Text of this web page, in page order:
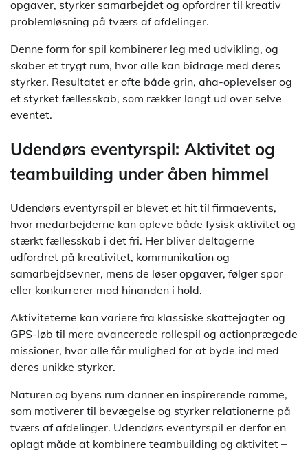
opgaver, styrker samarbejdet og opfordrer til kreativ
problemløsning på tværs af afdelinger.
Denne form for spil kombinerer leg med udvikling, og
skaber et trygt rum, hvor alle kan bidrage med deres
styrker. Resultatet er ofte både grin, aha-oplevelser og
et styrket fællesskab, som rækker langt ud over selve
eventet.
Udendørs eventyrspil: Aktivitet og
teambuilding under åben himmel
Udendørs eventyrspil er blevet et hit til firmaevents,
hvor medarbejderne kan opleve både fysisk aktivitet og
stærkt fællesskab i det fri. Her bliver deltagerne
udfordret på kreativitet, kommunikation og
samarbejdsevner, mens de løser opgaver, følger spor
eller konkurrerer mod hinanden i hold.
Aktiviteterne kan variere fra klassiske skattejagter og
GPS-løb til mere avancerede rollespil og actionprægede
missioner, hvor alle får mulighed for at byde ind med
deres unikke styrker.
Naturen og byens rum danner en inspirerende ramme,
som motiverer til bevægelse og styrker relationerne på
tværs af afdelinger. Udendørs eventyrspil er derfor en
oplagt måde at kombinere teambuilding og aktivitet –